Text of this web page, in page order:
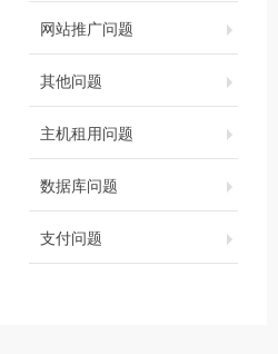
网站推广问题
其他问题
主机租用问题
数据库问题
支付问题